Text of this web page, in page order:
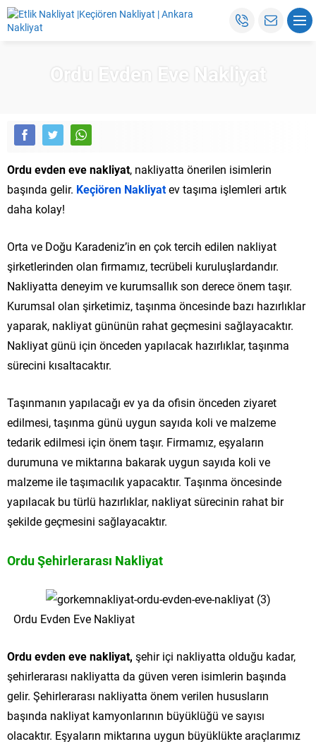
Ordu Evden Eve Nakliyat
Ordu evden eve nakliyat, nakliyatta önerilen isimlerin
başında gelir. Keçiören Nakliyatev taşıma işlemleri artık
daha kolay!
Orta ve Doğu Karadeniz’in en çok tercih edilen nakliyat
şirketlerinden olan firmamız, tecrübeli kuruluşlardandır.
Nakliyatta deneyim ve kurumsallık son derece önem taşır.
Kurumsal olan şirketimiz, taşınma öncesinde bazı hazırlıklar
yaparak, nakliyat gününün rahat geçmesini sağlayacaktır.
Nakliyat günü için önceden yapılacak hazırlıklar, taşınma
sürecini kısaltacaktır.
Taşınmanın yapılacağı ev ya da ofisin önceden ziyaret
edilmesi, taşınma günü uygun sayıda koli ve malzeme
tedarik edilmesi için önem taşır. Firmamız, eşyaların
durumuna ve miktarına bakarak uygun sayıda koli ve
malzeme ile taşımacılık yapacaktır. Taşınma öncesinde
yapılacak bu türlü hazırlıklar, nakliyat sürecinin rahat bir
şekilde geçmesini sağlayacaktır.
Ordu Şehirlerarası Nakliyat
Ordu Evden Eve Nakliyat
Ordu evden eve nakliyat, şehir içi nakliyatta olduğu kadar,
şehirlerarası nakliyatta da güven veren isimlerin başında
gelir. Şehirlerarası nakliyatta önem verilen hususların
başında nakliyat kamyonlarının büyüklüğü ve sayısı
olacaktır. Eşyaların miktarına uygun büyüklükte araçlarımız